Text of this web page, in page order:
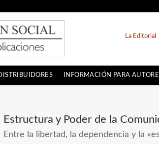
La Editorial
DISTRIBUIDORES INFORMACIÓN PARA
Estructura y Poder de la
Entre la libertad, la dependencia y la